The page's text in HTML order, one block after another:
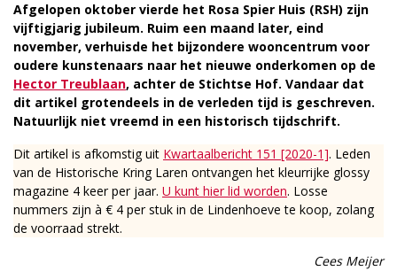
Afgelopen oktober vierde het Rosa Spier Huis (RSH) zijn
vijftigjarig jubileum. Ruim een maand later, eind
november, verhuisde het bijzondere wooncentrum voor
oudere kunstenaars naar het nieuwe onderkomen op de
Hector Treublaan, achter de Stichtse Hof. Vandaar dat
dit artikel grotendeels in de verleden tijd is geschreven.
Natuurlijk niet vreemd in een historisch tijdschrift.
Dit artikel is afkomstig uit Kwartaalbericht 151 [2020-1]. Leden
van de Historische Kring Laren ontvangen het kleurrijke glossy
magazine 4 keer per jaar. U kunt hier lid worden. Losse
nummers zijn à € 4 per stuk in de Lindenhoeve te koop, zolang
de voorraad strekt.
Cees Meijer